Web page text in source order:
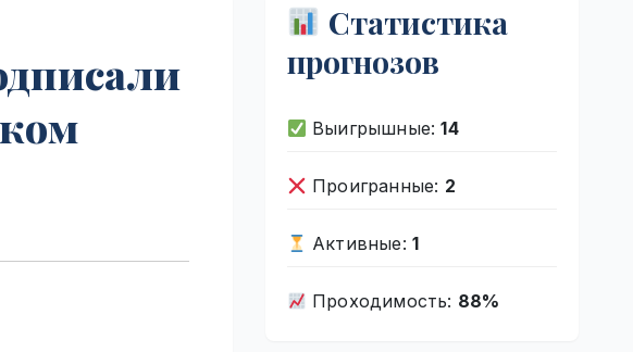
Статистика
прогнозов
Выигрышные:14
Проигранные: 2
Активные: 1
Проходимость: 88%